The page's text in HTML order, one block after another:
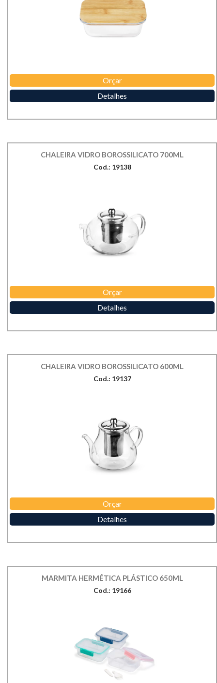
Orçar
Detalhes
CHALEIRA VIDRO BOROSSILICATO 700ML
Cod.: 19138
Orçar
Detalhes
CHALEIRA VIDRO BOROSSILICATO 600ML
Cod.: 19137
Orçar
Detalhes
MARMITA HERMÉTICA PLÁSTICO 650ML
Cod.: 19166